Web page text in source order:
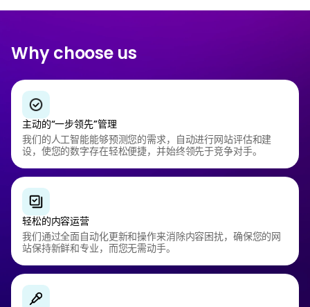
Why choose us
主动的“一步领先”管理
我们的人工智能能够预测您的需求，自动进行网站评估和建
设，使您的数字存在轻松便捷，并始终领先于竞争对手。
轻松的内容运营
我们通过全面自动化更新和操作来消除内容困扰，确保您的网
站保持新鲜和专业，而您无需动手。